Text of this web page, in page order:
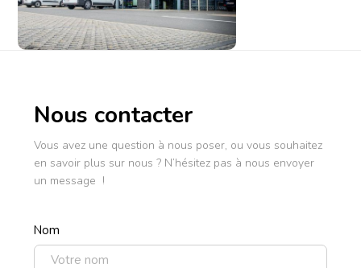
Nous contacter
Vous avez une question à nous poser, ou vous souhaitez
en savoir plus sur nous ? N’hésitez pas à nous envoyer
un message !
Nom